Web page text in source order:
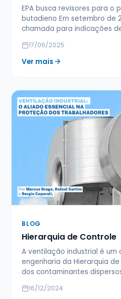
EPA busca revisores para o
butadieno Em setembro de
chamada para indicações
17/06/2025
Ver mais
BLOG
Hierarquia de Controle
A ventilação industrial é um
engenharia da Hierarquia
dos contaminantes
16/12/2024